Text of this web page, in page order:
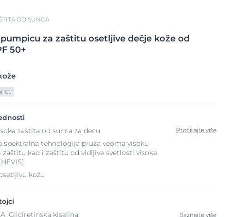
OD SUNCA
pumpicu za zaštitu osetljive dečje kože od
50+
zaštita od sunca za decu
spektralna tehnologija pruža veoma visoku
zaštitu kao i zaštitu od vidljive svetlosti visoke
kožu
Pročitajte više
Gliciretinska kiselina
Saznajte više